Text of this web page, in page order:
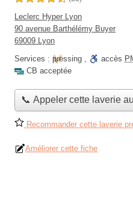
Leclerc Hyper Lyon
90 avenue Barthélémy Buyer
69009 Lyon
Services : pressing , accès
CB acceptée
📞 Appeler cette laverie
Recommander cette laverie
Améliorer cette fiche